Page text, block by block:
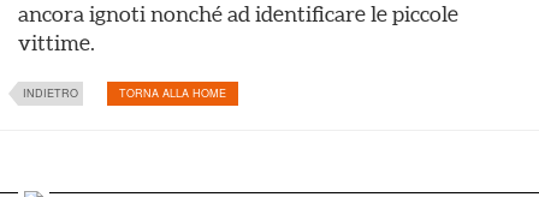
ancora ignoti nonché ad identificare le piccole
vittime.
INDIETRO TORNA ALLA HOME